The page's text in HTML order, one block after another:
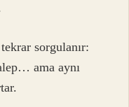
sorgulanır:
ama aynı